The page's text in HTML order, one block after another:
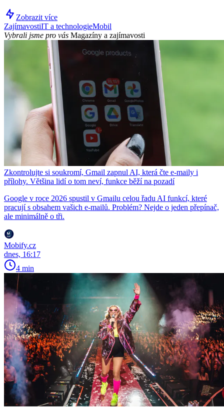
Zobrazit více
ZajímavostiIT a technologieMobil
Vybrali jsme pro vás Magazíny a zajímavosti
Zkontrolujte si soukromí, Gmail zapnul AI, která čte e-maily i
přílohy. Většina lidí o tom neví, funkce běží na pozadí
Google v roce 2026 spustil v Gmailu celou řadu AI funkcí, které
pracují s obsahem vašich e-mailů. Problém? Nejde o jeden přepínač,
ale minimálně o tři.
Mobify.cz
dnes, 16:17
4 min